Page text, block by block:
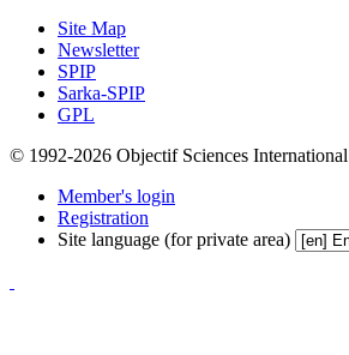
Site Map
Newsletter
SPIP
Sarka-SPIP
GPL
© 1992-2026 Objectif Sciences International
Member's login
Registration
Site language (for private area)